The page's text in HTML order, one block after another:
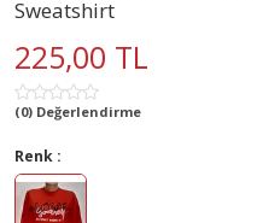
Sweatshirt
225,00 TL
(0) Değerlendirme
Renk :